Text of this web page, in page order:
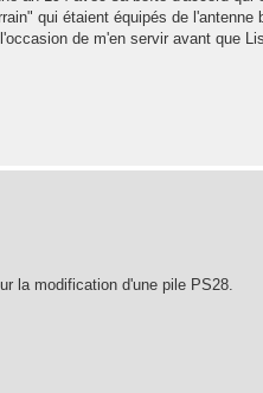
qui étaient équipés de
de m'en servir avant que
la modification d'une pile PS28.